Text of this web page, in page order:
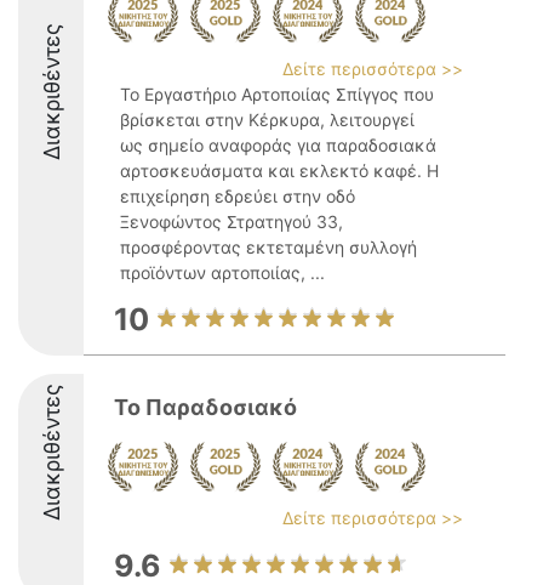
Διακριθέντες
Δείτε περισσότερα >>
Το Εργαστήριο Αρτοποιίας Σπίγγος που
βρίσκεται στην Κέρκυρα, λειτουργεί
ως σημείο αναφοράς για παραδοσιακά
αρτοσκευάσματα και εκλεκτό καφέ. Η
επιχείρηση εδρεύει στην οδό
Ξενοφώντος Στρατηγού 33,
προσφέροντας εκτεταμένη συλλογή
προϊόντων αρτοποιίας, ...
10
Διακριθέντες Το Παραδοσιακό
Δείτε περισσότερα >>
9.6